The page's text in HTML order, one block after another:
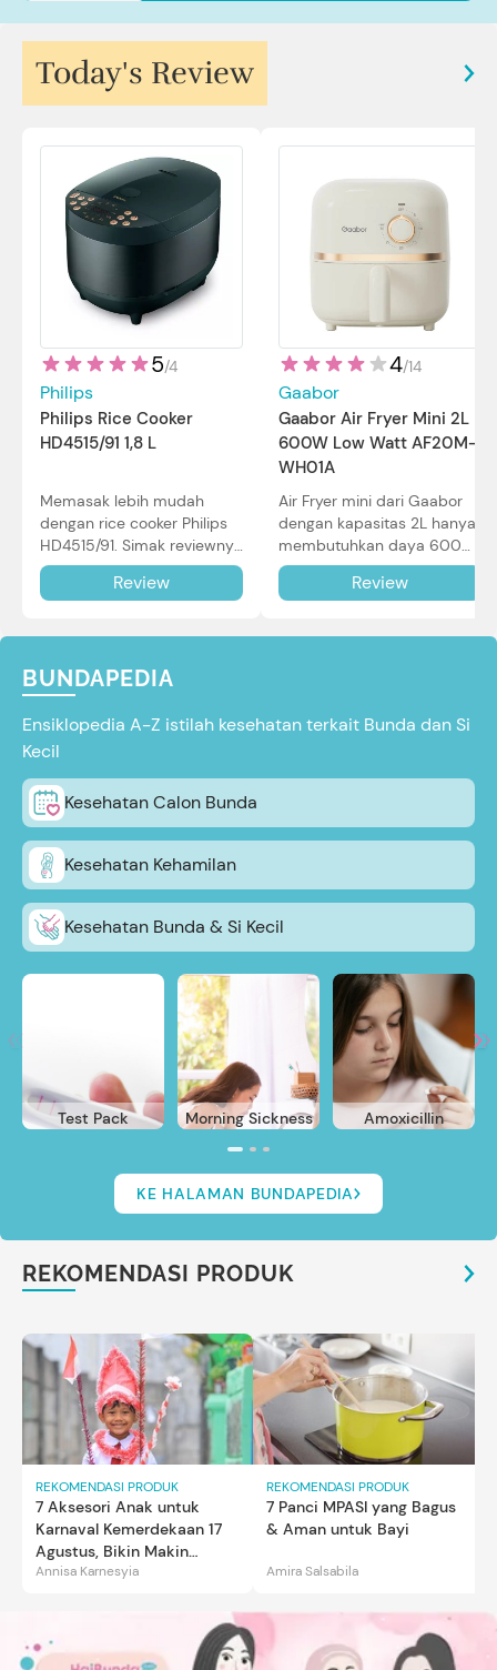
Today's Review
5/4
Philips
Philips Rice Cooker
HD4515/91 1,8 L
Memasak lebih mudah
dengan rice cooker Philips
HD4515/91. Simak reviewnya
di sini.
Review
4/14
Gaabor
Gaabor Air Fryer Mini 2L
600W Low Watt AF20M-
WH01A
Air Fryer mini dari Gaabor
dengan kapasitas 2L hanya
membutuhkan daya 600W
dalam pemakaian. Simak
review selengkapnya di sini.
Review
BUNDAPEDIA
Ensiklopedia A-Z istilah kesehatan terkait Bunda dan Si
Kecil
Kesehatan Calon Bunda
Kesehatan Kehamilan
Kesehatan Bunda & Si Kecil
Test Pack Morning Sickness Amoxicillin
KE HALAMAN BUNDAPEDIA
REKOMENDASI PRODUK
REKOMENDASI PRODUK
7 Aksesori Anak untuk
Karnaval Kemerdekaan 17
Agustus, Bikin Makin
Gemas
Annisa Karnesyia
REKOMENDASI PRODUK
7 Panci MPASI yang Bagus
& Aman untuk Bayi
Amira Salsabila